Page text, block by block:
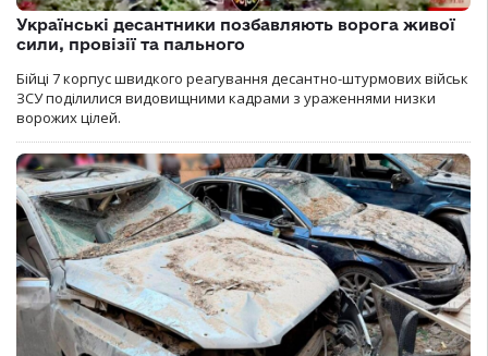
Українські десантники позбавляють ворога живої
сили, провізії та пального
Бійці 7 корпус швидкого реагування десантно-штурмових військ
ЗСУ поділилися видовищними кадрами з ураженнями низки
ворожих цілей.